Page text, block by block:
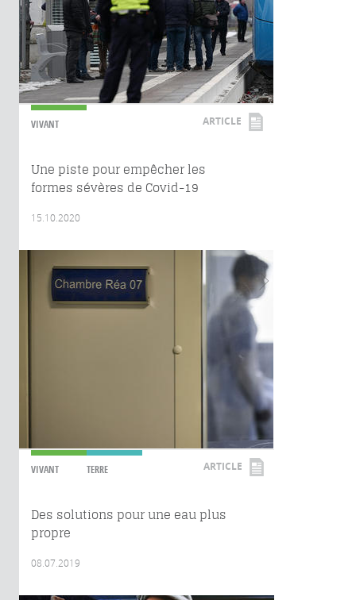
VIVANT ARTICLE
Une piste pour empêcher les
formes sévères de Covid-19
15.10.2020
VIVANT TERRE ARTICLE
Des solutions pour une eau plus
propre
08.07.2019